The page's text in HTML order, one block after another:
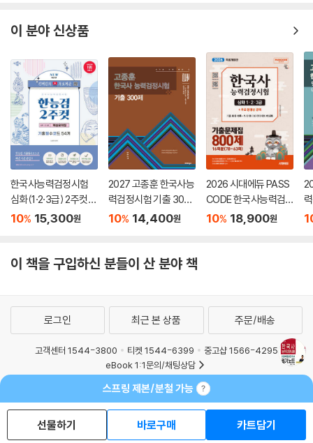
9 사회·경제적 민족 독립운동
11 학생 항일 만세 운동
12 민족 유일당 운동
13 국내외 동포의 생활 모습
14 식민지 교육 정책·언론 탄압·국어 연구
15 일제 강점기의 한국사 연구
16 일제 강점기의 문학·예술·종교 활동
일제 강점기 또! 나올 기출 자료
일제 강점기 대표 기출 풀어보기
일제 강점기 핵심 내용 총정리
현대 시대 흐름 잡기
1 해방 전후사
3 제헌 국회의 활동
4 6·25 전쟁
5 이승만 정부와 4·19 혁명
6 장면 내각과 5·16 군사 정변
7 박정희 정부
8 전두환 정부와 6월 민주 항쟁
9 노태우 정부~문재인 정부
10 시기별 통일 정책
11 시기별 경제 정책과 현대 사회의 변화
[한국사능력검정시험 합격을 위한 해커스만의 추가 학습 콘텐츠 - 해커스
1. 본 교재 인강(교재 내 할인쿠폰 수록)
2. 온라인 모의고사(PDF)
이 분야 신상품
한국사능력검정시험
심화(1·2·3급) 2주컷
핵심요약집
10% 15,300원
2027 고종훈 한국사능
력검정시험 기출 300
제
10% 14,400원
2026 시대에듀 PASS
CODE 한국사능력검
정시험 기출문제집 80
10% 18,900원
이 책을 구입하신 분들이 산 분야 책
스프링 제본/분철 가능
선물하기 바로구매 카트담기
로그인 최근 본 상품 주문/배송
고객센터 1544-3800 티켓 1544-6399
중고샵 1566-4295
eBook 1:1문의/채팅상담
예스이십사(주) 사업자 정보
이용약관
개인정보처리방침
청소년보호정책
회사소개
거래처관계자께